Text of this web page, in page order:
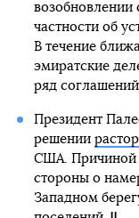
возобновлении
частности об
В течение
эмиратские
ряд
Президент
решении
США. Причиной
стороны о
Западном